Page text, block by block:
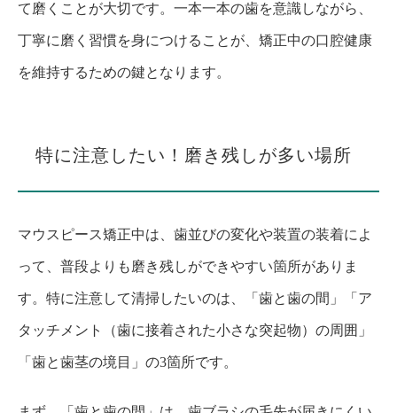
て磨くことが大切です。一本一本の歯を意識しながら、
丁寧に磨く習慣を身につけることが、矯正中の口腔健康
を維持するための鍵となります。
特に注意したい！磨き残しが多い場所
マウスピース矯正中は、歯並びの変化や装置の装着によ
って、普段よりも磨き残しができやすい箇所がありま
す。特に注意して清掃したいのは、「歯と歯の間」「ア
タッチメント（歯に接着された小さな突起物）の周囲」
「歯と歯茎の境目」の3箇所です。